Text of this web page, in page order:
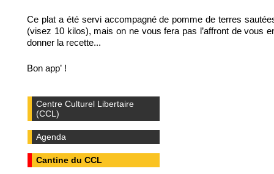
Ce plat a été servi accompagné de pomme de terres
(visez 10 kilos), mais on ne vous fera pas l’affront de vous
donner la recette...
Bon app’ !
Centre Culturel Libertaire
(CCL)
Agenda
Cantine du CCL